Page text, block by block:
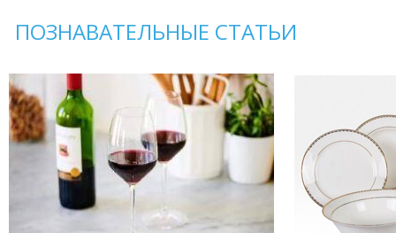
ПОЗНАВАТЕЛЬНЫЕ СТАТЬИ